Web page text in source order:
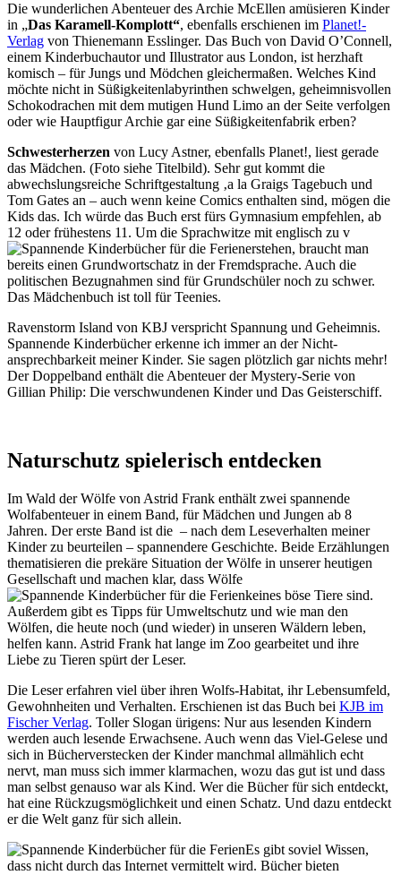
Die wunderlichen Abenteuer des Archie McEllen amüsieren Kinder
in „Das Karamell-Komplott“, ebenfalls erschienen im Planet!-
Verlag von Thienemann Esslinger. Das Buch von David O’Connell,
einem Kinderbuchautor und Illustrator aus London, ist herzhaft
komisch – für Jungs und Mödchen gleichermaßen. Welches Kind
möchte nicht in Süßigkeitenlabyrinthen schwelgen, geheimnisvollen
Schokodrachen mit dem mutigen Hund Limo an der Seite verfolgen
oder wie Hauptfigur Archie gar eine Süßigkeitenfabrik erben?
Schwesterherzen von Lucy Astner, ebenfalls Planet!, liest gerade
das Mädchen. (Foto siehe Titelbild). Sehr gut kommt die
abwechslungsreiche Schriftgestaltung ‚a la Graigs Tagebuch und
Tom Gates an – auch wenn keine Comics enthalten sind, mögen die
Kids das. Ich würde das Buch erst fürs Gymnasium empfehlen, ab
12 oder frühestens 11. Um die Sprachwitze mit englisch zu v
erstehen, braucht man
bereits einen Grundwortschatz in der Fremdsprache. Auch die
politischen Bezugnahmen sind für Grundschüler noch zu schwer.
Das Mädchenbuch ist toll für Teenies.
Ravenstorm Island von KBJ verspricht Spannung und Geheimnis.
Spannende Kinderbücher erkenne ich immer an der Nicht-
ansprechbarkeit meiner Kinder. Sie sagen plötzlich gar nichts mehr!
Der Doppelband enthält die Abenteuer der Mystery-Serie von
Gillian Philip: Die verschwundenen Kinder und Das Geisterschiff.
Naturschutz spielerisch entdecken
Im Wald der Wölfe von Astrid Frank enthält zwei spannende
Wolfabenteuer in einem Band, für Mädchen und Jungen ab 8
Jahren. Der erste Band ist die – nach dem Leseverhalten meiner
Kinder zu beurteilen – spannendere Geschichte. Beide Erzählungen
thematisieren die prekäre Situation der Wölfe in unserer heutigen
Gesellschaft und machen klar, dass Wölfe
keines böse Tiere sind.
Außerdem gibt es Tipps für Umweltschutz und wie man den
Wölfen, die heute noch (und wieder) in unseren Wäldern leben,
helfen kann. Astrid Frank hat lange im Zoo gearbeitet und ihre
Liebe zu Tieren spürt der Leser.
Die Leser erfahren viel über ihren Wolfs-Habitat, ihr Lebensumfeld,
Gewohnheiten und Verhalten. Erschienen ist das Buch bei KJB im
Fischer Verlag. Toller Slogan ürigens: Nur aus lesenden Kindern
werden auch lesende Erwachsene. Auch wenn das Viel-Gelese und
sich in Bücherverstecken der Kinder manchmal allmählich echt
nervt, man muss sich immer klarmachen, wozu das gut ist und dass
man selbst genauso war als Kind. Wer die Bücher für sich entdeckt,
hat eine Rückzugsmöglichkeit und einen Schatz. Und dazu entdeckt
er die Welt ganz für sich allein.
Es gibt soviel Wissen,
dass nicht durch das Internet vermittelt wird. Bücher bieten